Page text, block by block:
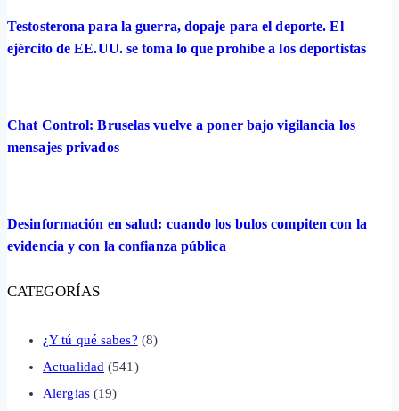
Testosterona para la guerra, dopaje para el deporte. El
ejército de EE.UU. se toma lo que prohíbe a los deportistas
Chat Control: Bruselas vuelve a poner bajo vigilancia los
mensajes privados
Desinformación en salud: cuando los bulos compiten con la
evidencia y con la confianza pública
CATEGORÍAS
¿Y tú qué sabes? (8)
Actualidad (541)
Alergias(19)